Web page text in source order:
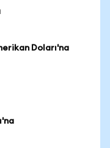
Doları'na